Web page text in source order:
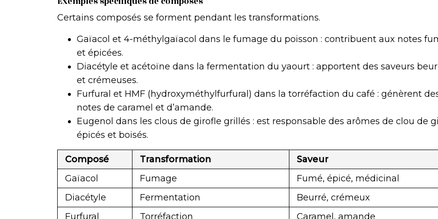
Certains composés se forment pendant les transformations.
Gaïacol et 4-méthylgaïacol dans le fumage du poisson : contribuent aux notes
et épicées.
Diacétyle et acétoïne dans la fermentation du yaourt : apportent des saveurs
et crémeuses.
Furfural et HMF (hydroxyméthylfurfural) dans la torréfaction du café : génèrent
notes de caramel et d’amande.
Eugenol dans les clous de girofle grillés : est responsable des arômes de clou de
épicés et boisés.
Composé Transformation
Saveur
Gaïacol
Fumage
Fumé, épicé, médicinal
Diacétyle
Fermentation
Beurré, crémeux
Furfural
Torréfaction Caramel, amande